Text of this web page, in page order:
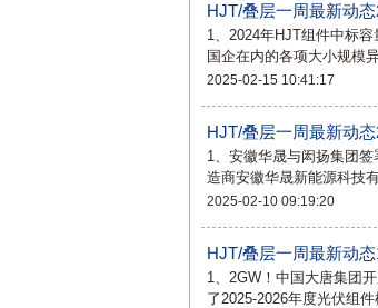
HJT/叠层一周最新动
1、2024年HJT组件中标
国企在内的各项大小规模
2025-02-15 10:41:17
HJT/叠层一周最新动
1、安徽华晟与闳扬集团
造商安徽华晟新能源科技
2025-02-10 09:19:20
HJT/叠层一周最新动
1、2GW！中国大唐集团
了2025-2026年度光伏组